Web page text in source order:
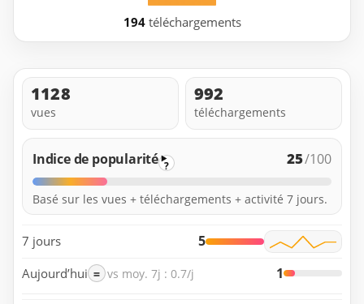
194téléchargements
1128
vues
992
téléchargements
Indice de popularité ? 25/100
Basé sur les vues + téléchargements + activité 7 jours.
7 jours 5
Aujourd’hui = vs moy. 7j : 0.7/j 1